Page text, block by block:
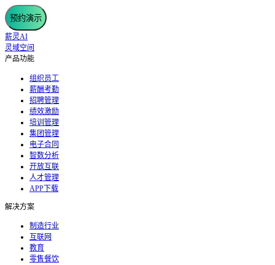
预约演示
薪灵AI
灵域空间
产品功能
组织员工
薪酬考勤
招聘管理
绩效激励
培训管理
集团管理
电子合同
智数分析
开放互联
人才管理
APP下载
解决方案
制造行业
互联网
教育
零售餐饮